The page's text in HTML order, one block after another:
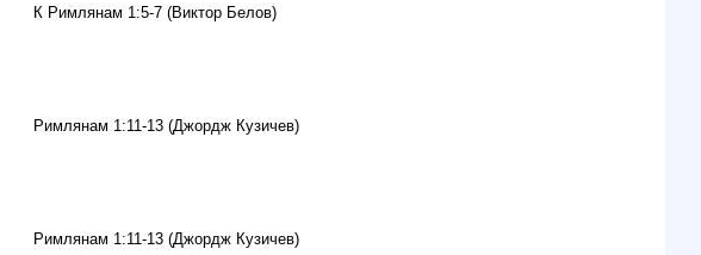
К Римлянам 1:5-7 (Виктор Белов)
Римлянам 1:11-13 (Джордж Кузичев)
Римлянам 1:11-13 (Джордж Кузичев)